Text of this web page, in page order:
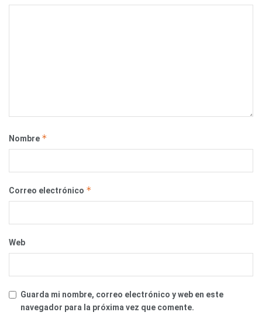
Nombre *
Correo electrónico *
Web
Guarda mi nombre, correo electrónico y web en este
navegador para la próxima vez que comente.